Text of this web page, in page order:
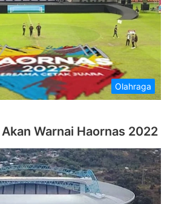
Olahraga
Warnai Haornas 2022